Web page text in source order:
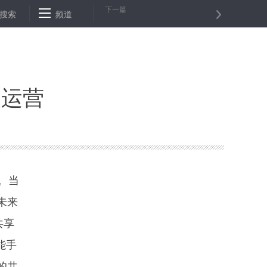
批1700名食药安全监察员持证上岗 赵惠令任中纪委驻财政部纪检
搜索 频道 下一篇
营
当
来
享
手